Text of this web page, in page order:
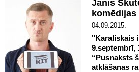
Jānis
04.09.2015.
"Karaliskais
9.septembrī,
“Pusnaksts
atklāšanas